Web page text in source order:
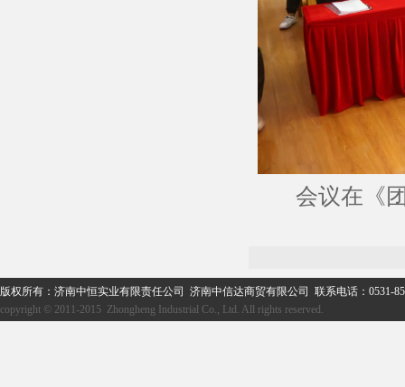
会议在《团
版权所有：济南中恒实业有限责任公司 济南中信达商贸有限公司 联系电话：0531-
copyright © 2011-2015 Zhongheng Industrial Co., Ltd. All rights reserved.